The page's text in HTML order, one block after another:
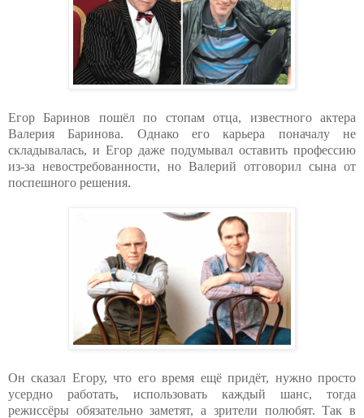
Егор Баринов пошёл по стопам отца, известного актера
Валерия Баринова. Однако его карьера поначалу не
складывалась, и Егор даже подумывал оставить профессию
из-за невостребованности, но Валерий отговорил сына от
поспешного решения.
Он сказал Егору, что его время ещё придёт, нужно просто
усердно работать, использовать каждый шанс, тогда
режиссёры обязательно заметят, а зрители полюбят. Так в